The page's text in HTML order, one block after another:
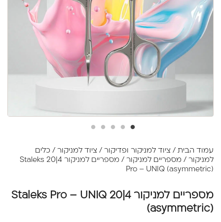
עמוד הבית / ציוד למניקור ופדיקור / ציוד למניקור / כלים
למניקור / מספריים למניקור
/ מספריים למניקור 4|20 Staleks
Pro – UNIQ (asymmetric)
מספריים למניקור 4|20 Staleks Pro – UNIQ
(asymmetric)